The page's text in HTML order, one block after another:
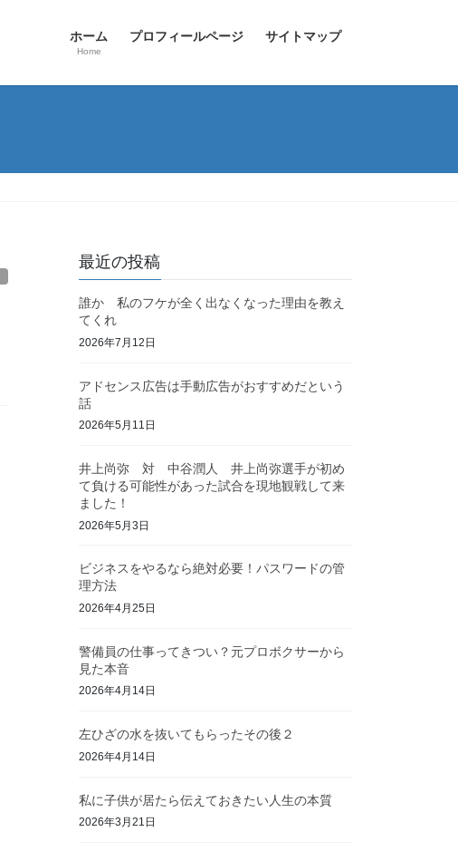
ホーム
Home
プロフィールページ サイトマップ
最近の投稿
誰か 私のフケが全く出なくなった理由を教え
てくれ
2026年7月12日
アドセンス広告は手動広告がおすすめだという
話
2026年5月11日
井上尚弥 対 中谷潤人 井上尚弥選手が初め
て負ける可能性があった試合を現地観戦して来
ました！
2026年5月3日
ビジネスをやるなら絶対必要！パスワードの管
理方法
2026年4月25日
警備員の仕事ってきつい？元プロボクサーから
見た本音
2026年4月14日
左ひざの水を抜いてもらったその後２
2026年4月14日
私に子供が居たら伝えておきたい人生の本質
2026年3月21日